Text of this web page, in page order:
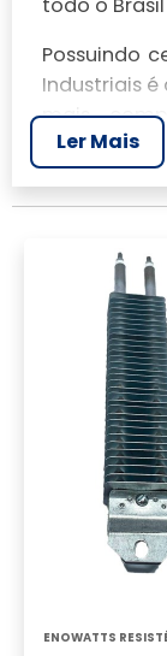
Possuindo
Industriais
mais
realizar
elétricas
anuciantes
Ler Mais
ENOWATTS